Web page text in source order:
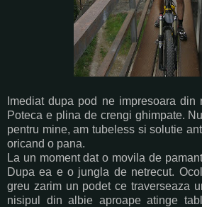
Imediat dupa pod ne impresoara
Poteca e plina de crengi ghimpate.
pentru mine, am tubeless si solutie
oricand o pana.
La un moment dat o movila de
Dupa ea e o jungla de netrecut.
greu zarim un podet ce traverseaza
nisipul din albie aproape atinge